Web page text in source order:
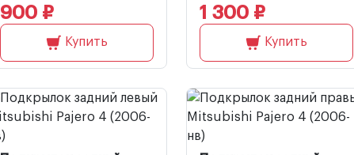
900 ₽
Купить
1 300 ₽
Купить